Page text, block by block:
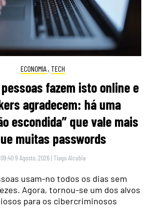
ECONOMIA , TECH
fazem isto online e
agradecem: há uma
escondida” que vale mais
muitas passwords
09:40 9 Agosto, 2026 |Tiago Alcobia
usam-no todos os dias sem
Agora, tornou-se um dos alvos
para os cibercriminosos